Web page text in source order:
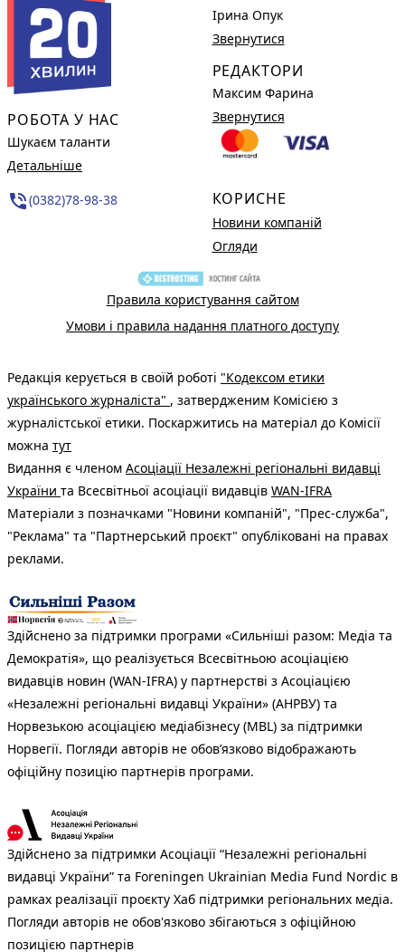
РОБОТА У НАС
Шукаєм таланти
Детальніше
phone_in_talk(0382)78-98-38
Ірина Опук
Звернутися
РЕДАКТОРИ
Максим Фарина
Звернутися
КОРИСНЕ
Новини компаній
Огляди
Правила користування сайтом
Умови і правила надання платного доступу
Редакція керується в своїй роботі "Кодексом етики
українського журналіста" , затвердженим Комісією з
журналістської етики. Поскаржитись на матеріал до Комісії
можна тут
Видання є членом Асоціації Незалежні регіональні видавці
України та Всесвітньої асоціації видавців WAN-IFRA
Матеріали з позначками "Новини компаній", "Прес-служба",
"Реклама" та "Партнерський проєкт" опубліковані на правах
реклами.
Здійснено за підтримки програми «Сильніші разом: Медіа та
Демократія», що реалізується Всесвітньою асоціацією
видавців новин (WAN-IFRA) у партнерстві з Асоціацією
«Незалежні регіональні видавці України» (АНРВУ) та
Норвезькою асоціацією медіабізнесу (MBL) за підтримки
Норвегії. Погляди авторів не обов’язково відображають
офіційну позицію партнерів програми.
Здійснено за підтримки Асоціації “Незалежні регіональні
видавці України” та Foreningen Ukrainian Media Fund Nordic в
рамках реалізації проєкту Хаб підтримки регіональних медіа.
Погляди авторів не обов'язково збігаються з офіційною
позицією партнерів